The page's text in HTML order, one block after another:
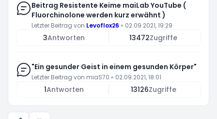
Beitrag Resistente Keime maiLab YouTube (
Fluorchinolone werden kurz erwähnt )
Letzter Beitrag von Levoflox26 » 02.09.2021, 19:29
3Antworten 13472Zugriffe
"Ein gesunder Geist in einem gesunden Körper"
Letzter Beitrag von miaS70 » 02.09.2021, 18:01
1Antworten 13126Zugriffe